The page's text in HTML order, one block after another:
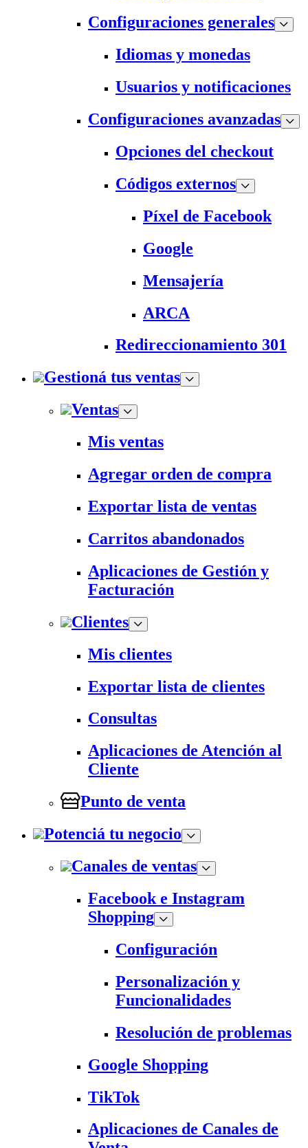
Configuraciones generales
Idiomas y monedas
Usuarios y notificaciones
Configuraciones avanzadas
Opciones del checkout
Códigos externos
Píxel de Facebook
Google
Mensajería
ARCA
Redireccionamiento 301
Gestioná tus ventas
Ventas
Mis ventas
Agregar orden de compra
Exportar lista de ventas
Carritos abandonados
Aplicaciones de Gestión y
Facturación
Clientes
Mis clientes
Exportar lista de clientes
Consultas
Aplicaciones de Atención al
Cliente
Punto de venta
Potenciá tu negocio
Canales de ventas
Facebook e Instagram
Shopping
Configuración
Personalización y
Funcionalidades
Resolución de problemas
Google Shopping
TikTok
Aplicaciones de Canales de